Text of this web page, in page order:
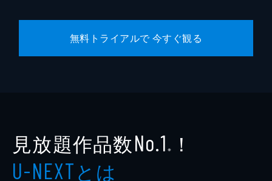
無料トライアルで 今すぐ観る
見放題作品数No.1 ※ ！
U-NEXTとは